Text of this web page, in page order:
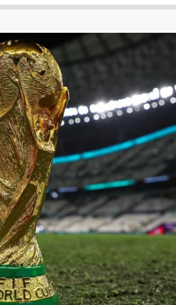
تصفيات أفريقيا لكأس العالم
الدوري
ليون
أمين غويري